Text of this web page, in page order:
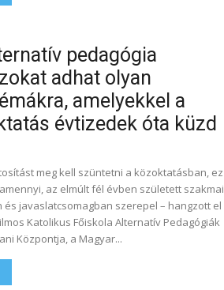
pedagógia
adhat olyan
amelyekkel a
évtizedek óta küzd
meg kell szüntetni a közoktatásban, ez
az elmúlt fél évben született szakmai
és javaslatcsomagban szerepel – hangzott el
Katolikus Főiskola Alternatív Pedagógiák
Központja, a Magyar...